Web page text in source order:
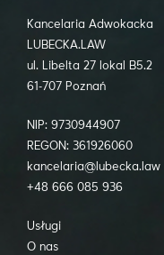
Kancelaria Adwokacka
LUBECKA.LAW
ul. Libelta 27 lokal B5.2
61-707 Poznań
NIP: 9730944907
REGON: 361926060
kancelaria@lubecka.law
+48 666 085 936
Usługi
O nas